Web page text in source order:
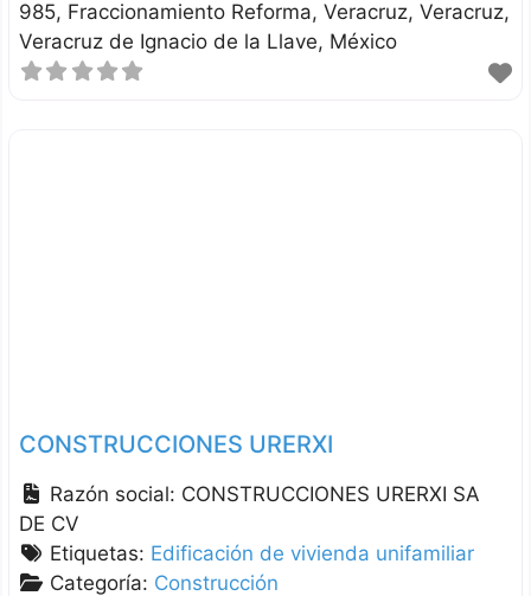
985, Fraccionamiento Reforma, Veracruz Veracruz
Veracruz de Ignacio de la Llave México
CONSTRUCCIONES URERXI
Razón social: CONSTRUCCIONES URERXI SA
DE CV
Etiquetas: Edificación de vivienda unifamiliar
Categoría: Construcción